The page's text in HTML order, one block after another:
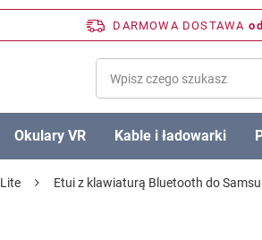
DARMOWA DOSTAWA
Okulary VR Kable i ładowarki
Etui z klawiaturą Bluetooth do